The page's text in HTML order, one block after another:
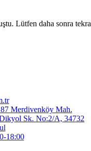
Lütfen daha sonra
Merdivenköy Mah.
Sk. No:2/A, 34732
18:00